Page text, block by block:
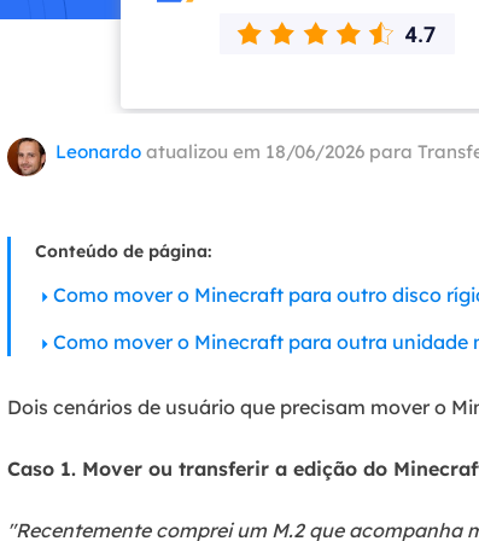
Recuperação de e-mail do
Leonardo atualizou em 18/06/2026 para
Conteúdo de página:
Como mover o Minecraft para outro disco
Como mover o Minecraft para outra unidade
Dois cenários de usuário que precisam mover o
Caso 1. Mover ou transferir a edição do
"Recentemente comprei um M.2 que acompanha